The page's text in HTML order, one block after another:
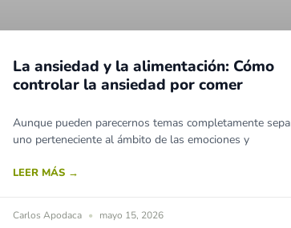
La ansiedad y la alimentación: Cómo
controlar la ansiedad por comer
Aunque pueden parecernos temas completamente
uno perteneciente al ámbito de las emociones y
LEER MÁS →
Carlos Apodaca mayo 15, 2026